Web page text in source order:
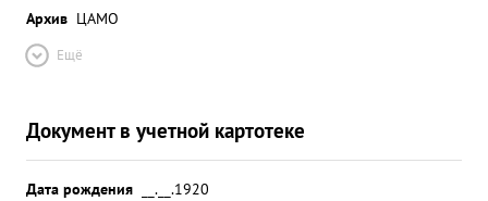
Архив ЦАМО
Ещё
Документ в учетной картотеке
Дата рождения
__.__.1920